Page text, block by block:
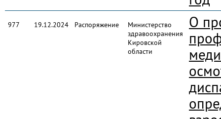
977 19.12.2024 Распоряжение
Министерство
здравоохранения
Кировской
области
О